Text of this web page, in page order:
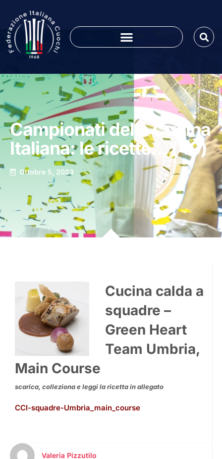
Campionati della Cucina
Italiana: le ricette… (40)
Ottobre 5, 2023
Cucina calda a
squadre –
Green Heart
Team Umbria,
Main Course
scarica, colleziona e leggi la ricetta in allegato
CCI-squadre-Umbria_main_course
Valeria Pizzutilo